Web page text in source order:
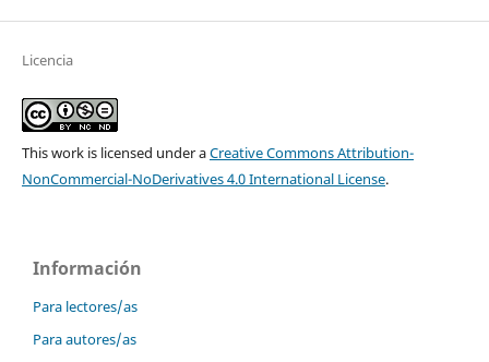
Licencia
This work is licensed under aCreative Commons Attribution-
NonCommercial-NoDerivatives 4.0 International License.
Información
Para lectores/as
Para autores/as